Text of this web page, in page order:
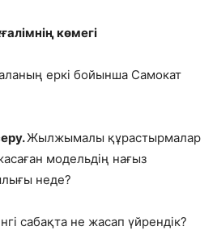
көмегі
еркі бойынша Самокат
Жылжымалы құрастырмалар
модельдің нағыз
неде?
сабақта не жасап үйрендік?